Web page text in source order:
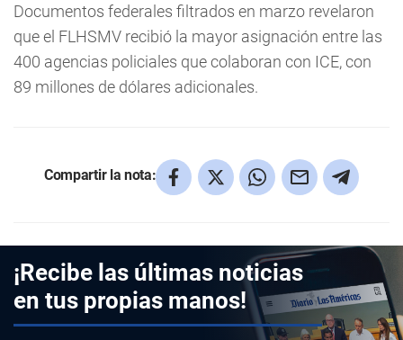
Documentos federales filtrados en marzo revelaron
que el FLHSMV recibió la mayor asignación entre las
400 agencias policiales que colaboran con ICE, con
89 millones de dólares adicionales.
Compartir la nota:
¡Recibe las últimas noticias
en tus propias manos!